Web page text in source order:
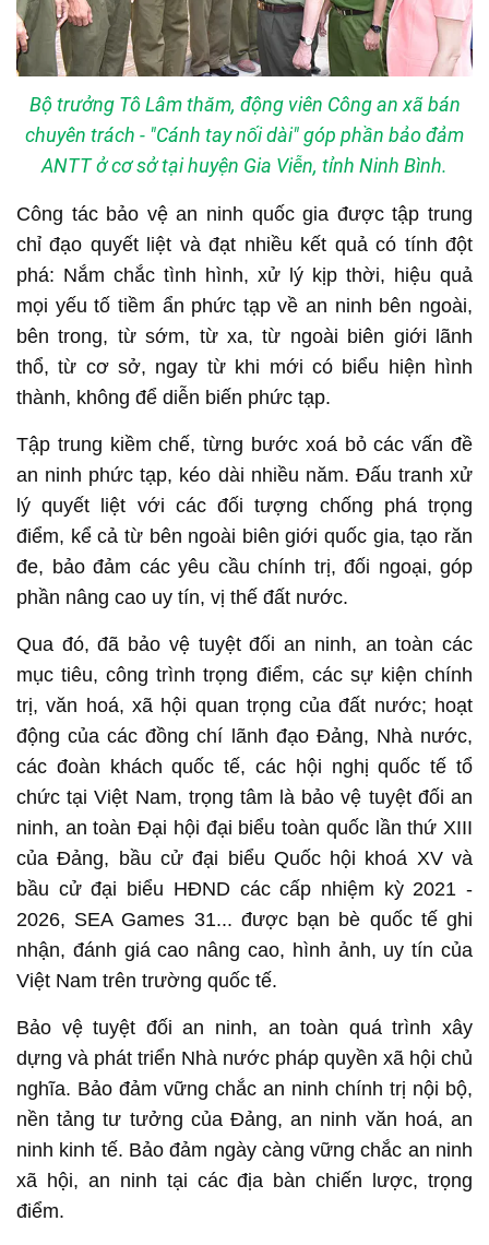
Bộ trưởng Tô Lâm thăm, động viên Công an xã bán
chuyên trách - "Cánh tay nối dài" góp phần bảo đảm
ANTT ở cơ sở tại huyện Gia Viễn, tỉnh Ninh Bình.
Công tác bảo vệ an ninh quốc gia được tập trung
chỉ đạo quyết liệt và đạt nhiều kết quả có tính đột
phá: Nắm chắc tình hình, xử lý kịp thời, hiệu quả
mọi yếu tố tiềm ẩn phức tạp về an ninh bên ngoài,
bên trong, từ sớm, từ xa, từ ngoài biên giới lãnh
thổ, từ cơ sở, ngay từ khi mới có biểu hiện hình
thành, không để diễn biến phức tạp.
Tập trung kiềm chế, từng bước xoá bỏ các vấn đề
an ninh phức tạp, kéo dài nhiều năm. Đấu tranh xử
lý quyết liệt với các đối tượng chống phá trọng
điểm, kể cả từ bên ngoài biên giới quốc gia, tạo răn
đe, bảo đảm các yêu cầu chính trị, đối ngoại, góp
phần nâng cao uy tín, vị thế đất nước.
Qua đó, đã bảo vệ tuyệt đối an ninh, an toàn các
mục tiêu, công trình trọng điểm, các sự kiện chính
trị, văn hoá, xã hội quan trọng của đất nước; hoạt
động của các đồng chí lãnh đạo Đảng, Nhà nước,
các đoàn khách quốc tế, các hội nghị quốc tế tổ
chức tại Việt Nam, trọng tâm là bảo vệ tuyệt đối an
ninh, an toàn Đại hội đại biểu toàn quốc lần thứ XIII
của Đảng, bầu cử đại biểu Quốc hội khoá XV và
bầu cử đại biểu HĐND các cấp nhiệm kỳ 2021 -
2026, SEA Games 31... được bạn bè quốc tế ghi
nhận, đánh giá cao nâng cao, hình ảnh, uy tín của
Việt Nam trên trường quốc tế.
Bảo vệ tuyệt đối an ninh, an toàn quá trình xây
dựng và phát triển Nhà nước pháp quyền xã hội chủ
nghĩa. Bảo đảm vững chắc an ninh chính trị nội bộ,
nền tảng tư tưởng của Đảng, an ninh văn hoá, an
ninh kinh tế. Bảo đảm ngày càng vững chắc an ninh
xã hội, an ninh tại các địa bàn chiến lược, trọng
điểm.